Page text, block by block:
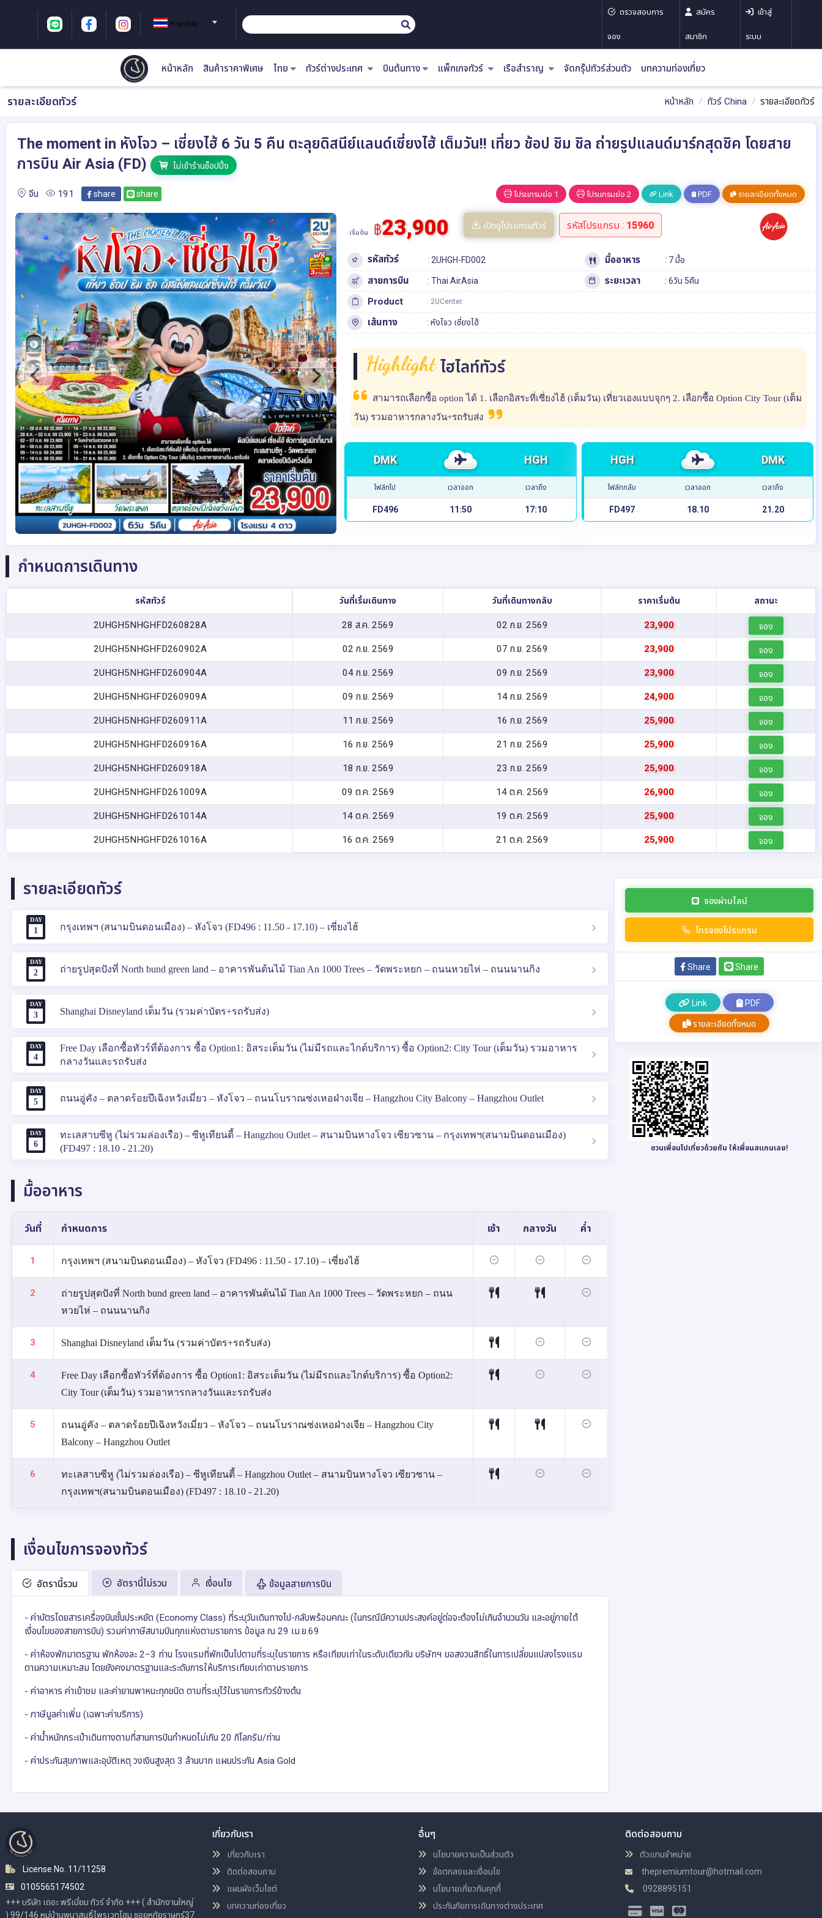
ภาษาไทย
ตรวจสอบการ
จอง
สมัคร
สมาชิก
เข้าสู่
ระบบ
หน้าหลัก สินค้าราคาพิเศษ ไทย ทัวร์ต่างประเทศ บินต้นทาง แพ็กเกจทัวร์ เรือสำราญ จัดกรุ๊ปทัวร์ส่วนตัว บทความท่องเที่ยว
รายละเอียดทัวร์ หน้าหลัก ทัวร์ China รายละเอียดทัวร์
The moment in หังโจว – เซี่ยงไฮ้ 6 วัน 5 คืน ตะลุยดิสนีย์แลนด์เซี่ยงไฮ้ เต็มวัน!! เที่ยว ช้อป ชิม ชิล ถ่ายรูปแลนด์มาร์กสุดชิค โดยสาย
การบิน Air Asia (FD)
ไม่เข้าร้านช็อปปิ้ง
จีน 191 share share โปรแกรมย่อ 1 โปรแกรมย่อ 2 Link PDF รายละเอียดทั้งหมด
เริ่มต้น ฿23,900 เปิดดูโปรแกรมทัวร์ รหัสโปรแกรม : 15960
รหัสทัวร์ : 2UHGH-FD002 มื้ออาหาร : 7 มื้อ
สายการบิน : Thai AirAsia ระยะเวลา : 6วัน 5คืน
Product : 2UCenter
เส้นทาง :หังโจว เซี่ยงไฮ้
Highlight ไฮไลท์ทัวร์
สามารถเลือกซื้อ option ได้ 1. เลือกอิสระที่เซี่ยงไฮ้ (เต็มวัน) เที่ยวเองแบบจุกๆ 2. เลือกซื้อ Option City Tour (เต็ม
วัน) รวมอาหารกลางวัน+รถรับส่ง
DMK HGH
ไฟล์ทไป เวลาออก เวลาถึง
FD496 11:50 17:10
HGH DMK
ไฟล์ทกลับ เวลาออก เวลาถึง
FD497 18.10 21.20
กำหนดการเดินทาง
รหัสทัวร์ วันที่เริ่มเดินทาง วันที่เดินทางกลับ ราคาเริ่มต้น สถานะ
2UHGH5NHGHFD260828A 28 ส.ค. 2569 02 ก.ย. 2569 23,900 จอง
2UHGH5NHGHFD260902A 02 ก.ย. 2569 07 ก.ย. 2569 23,900 จอง
2UHGH5NHGHFD260904A 04 ก.ย. 2569 09 ก.ย. 2569 23,900 จอง
2UHGH5NHGHFD260909A 09 ก.ย. 2569 14 ก.ย. 2569 24,900 จอง
2UHGH5NHGHFD260911A 11 ก.ย. 2569 16 ก.ย. 2569 25,900 จอง
2UHGH5NHGHFD260916A 16 ก.ย. 2569 21 ก.ย. 2569 25,900 จอง
2UHGH5NHGHFD260918A 18 ก.ย. 2569 23 ก.ย. 2569 25,900 จอง
2UHGH5NHGHFD261009A 09 ต.ค. 2569 14 ต.ค. 2569 26,900 จอง
2UHGH5NHGHFD261014A 14 ต.ค. 2569 19 ต.ค. 2569 25,900 จอง
2UHGH5NHGHFD261016A 16 ต.ค. 2569 21 ต.ค. 2569 25,900 จอง
รายละเอียดทัวร์
DAY
1 กรุงเทพฯ (สนามบินดอนเมือง) – หังโจว (FD496 : 11.50 - 17.10) – เซี่ยงไฮ้
DAY
2 ถ่ายรูปสุดปังที่ North bund green land – อาคารพันต้นไม้ Tian An 1000 Trees – วัดพระหยก – ถนนหวยไห่ – ถนนนานกิง
DAY
3 Shanghai Disneyland เต็มวัน (รวมค่าบัตร+รถรับส่ง)
DAY
4
Free Day เลือกซื้อทัวร์ที่ต้องการ ซื้อ Option1: อิสระเต็มวัน (ไม่มีรถและไกด์บริการ) ซื้อ Option2: City Tour (เต็มวัน) รวมอาหาร
กลางวันและรถรับส่ง
DAY
5 ถนนอู่คัง – ตลาดร้อยปีเฉิงหวังเมี่ยว – หังโจว – ถนนโบราณซ่งเหอฝ่างเจีย – Hangzhou City Balcony – Hangzhou Outlet
DAY
6
ทะเลสาบซีหู (ไม่รวมล่องเรือ) – ซีหูเทียนตี้ – Hangzhou Outlet – สนามบินหางโจว เซียวซาน – กรุงเทพฯ(สนามบินดอนเมือง)
(FD497 : 18.10 - 21.20)
มื้ออาหาร
วันที่ กำหนดการ เช้า กลางวัน ค่ำ
1 กรุงเทพฯ (สนามบินดอนเมือง) – หังโจว (FD496 : 11.50 - 17.10) – เซี่ยงไฮ้
2
ถ่ายรูปสุดปังที่ North bund green land – อาคารพันต้นไม้ Tian An 1000 Trees – วัดพระหยก – ถนน
หวยไห่ – ถนนนานกิง
3 Shanghai Disneyland เต็มวัน (รวมค่าบัตร+รถรับส่ง)
4
Free Day เลือกซื้อทัวร์ที่ต้องการ ซื้อ Option1: อิสระเต็มวัน (ไม่มีรถและไกด์บริการ) ซื้อ Option2:
City Tour (เต็มวัน) รวมอาหารกลางวันและรถรับส่ง
5
ถนนอู่คัง – ตลาดร้อยปีเฉิงหวังเมี่ยว – หังโจว – ถนนโบราณซ่งเหอฝ่างเจีย – Hangzhou City
Balcony – Hangzhou Outlet
6
ทะเลสาบซีหู (ไม่รวมล่องเรือ) – ซีหูเทียนตี้ – Hangzhou Outlet – สนามบินหางโจว เซียวซาน –
กรุงเทพฯ(สนามบินดอนเมือง) (FD497 : 18.10 - 21.20)
เงื่อนไขการจองทัวร์
อัตรานี้รวม อัตรานี้ไม่รวม เงื่อนไข ข้อมูลสายการบิน
- ค่าบัตรโดยสารเครื่องบินชั้นประหยัด (Economy Class) ที่ระบุวันเดินทางไป-กลับพร้อมคณะ (ในกรณีมีความประสงค์อยู่ต่อจะต้องไม่เกินจำนวนวัน และอยู่ภายใต้
เงื่อนไขของสายการบิน) รวมค่าภาษีสนามบินทุกแห่งตามรายการ ข้อมูล ณ 29 เม.ย.69
- ค่าห้องพักมาตรฐาน พักห้องละ 2–3 ท่าน โรงแรมที่พักเป็นไปตามที่ระบุในรายการ หรือเทียบเท่าในระดับเดียวกัน บริษัทฯ ขอสงวนสิทธิ์ในการเปลี่ยนแปลงโรงแรม
ตามความเหมาะสม โดยยังคงมาตรฐานและระดับการให้บริการเทียบเท่าตามรายการ
- ค่าอาหาร ค่าเข้าชม และค่ายานพาหนะทุกชนิด ตามที่ระบุไว้ในรายการทัวร์ข้างต้น
- ภาษีมูลค่าเพิ่ม (เฉพาะค่าบริการ)
- ค่าน้ำหนักกระเป๋าเดินทางตามที่สานการบินกำหนดไม่เกิน 20 กิโลกรัม/ท่าน
- ค่าประกันสุขภาพและอุบัติเหตุ วงเงินสูงสุด 3 ล้านบาท แผนประกัน Asia Gold
จองผ่านไลน์
โทรจองโปรแกรม
Share Share
Link PDF
รายละเอียดทั้งหมด
ชวนเพื่อนไปเที่ยวด้วยกัน ให้เพื่อนสแกนเลย!
License No. 11/11258
0105565174502
+++ บริษัท เดอะ พรีเมี่ยม ทัวร์ จำกัด +++ ( สำนักงานใหญ่
) 99/146 หมู่บ้านพนาสนธิ์ไพรเวทโฮม ซอยหทัยราษฎร์37
เกี่ยวกับเรา
เกี่ยวกับเรา
ติดต่อสอบถาม
แผนผังเว็บไซต์
บทความท่องเที่ยว
อื่นๆ
นโยบายความเป็นส่วนตัว
ข้อตกลงและเงื่อนไข
นโยบายเกี่ยวกับคุกกี้
ประกันภัยการเดินทางต่างประเทศ
ติดต่อสอบถาม
ตัวแทนจำหน่าย
thepremiumtour@hotmail.com
0928895151